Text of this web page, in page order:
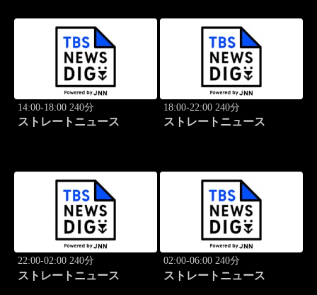
14:00-18:00 240分
ストレートニュース
18:00-22:00 240分
ストレートニュース
22:00-02:00 240分
ストレートニュース
02:00-06:00 240分
ストレートニュース